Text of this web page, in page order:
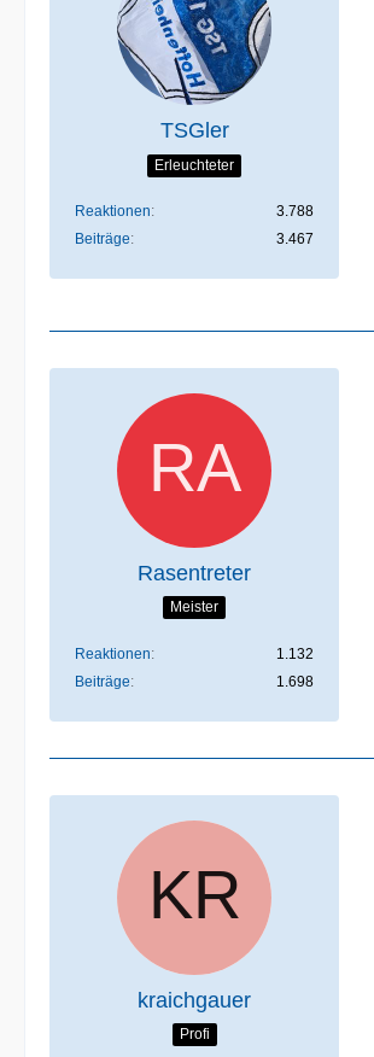
TSGler
Erleuchteter
Reaktionen
3.788
Beiträge
3.467
Rasentreter
Meister
Reaktionen
1.132
Beiträge
1.698
kraichgauer
Profi